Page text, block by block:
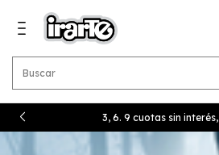
3, 6. 9 cuotas sin